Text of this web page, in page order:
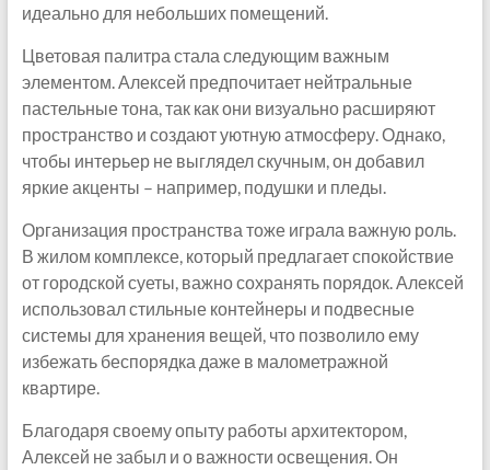
идеально для небольших помещений.
Цветовая палитра стала следующим важным
элементом. Алексей предпочитает нейтральные
пастельные тона, так как они визуально расширяют
пространство и создают уютную атмосферу. Однако,
чтобы интерьер не выглядел скучным, он добавил
яркие акценты – например, подушки и пледы.
Организация пространства тоже играла важную роль.
В жилом комплексе, который предлагает спокойствие
от городской суеты, важно сохранять порядок. Алексей
использовал стильные контейнеры и подвесные
системы для хранения вещей, что позволило ему
избежать беспорядка даже в малометражной
квартире.
Благодаря своему опыту работы архитектором,
Алексей не забыл и о важности освещения. Он